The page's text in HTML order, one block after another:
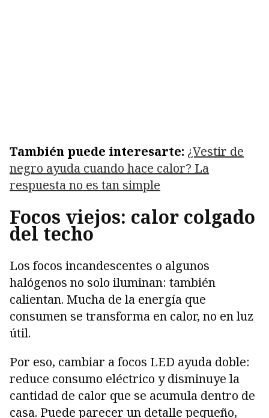
También puede interesarte: ¿Vestir de
negro ayuda cuando hace calor? La
respuesta no es tan simple
Focos viejos: calor colgado
del techo
Los focos incandescentes o algunos
halógenos no solo iluminan: también
calientan. Mucha de la energía que
consumen se transforma en calor, no en luz
útil.
Por eso, cambiar a focos LED ayuda doble:
reduce consumo eléctrico y disminuye la
cantidad de calor que se acumula dentro de
casa. Puede parecer un detalle pequeño,